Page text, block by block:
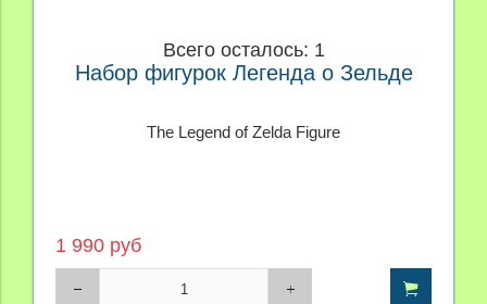
Всего осталось: 1
Набор фигурок Легенда о Зельде
The Legend of Zelda Figure
1 990 руб